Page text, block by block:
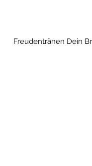
Freudentränen Dein